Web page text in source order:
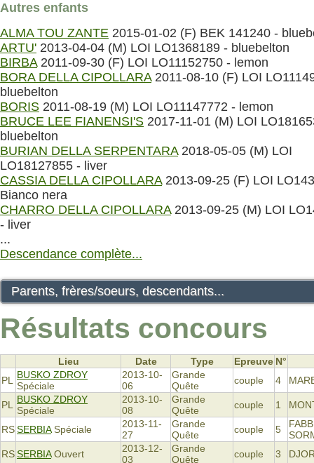
Autres enfants
ALMA TOU ZANTE 2015-01-02 (F) BEK 141240 -
ARTU' 2013-04-04 (M) LOI LO1368189 - bluebelton
BIRBA2011-09-30 (F) LOI LO11152750 - lemon
BORA DELLA CIPOLLARA2011-08-10 (F) LOI
bluebelton
BORIS 2011-08-19 (M) LOI LO11147772 - lemon
BRUCE LEE FIANENSI'S 2017-11-01 (M) LOI
bluebelton
BURIAN DELLA SERPENTARA2018-05-05 (M) LOI
LO18127855 - liver
CASSIA DELLA CIPOLLARA2013-09-25 (F) LOI
Bianco nera
CHARRO DELLA CIPOLLARA2013-09-25 (M) LOI
- liver
...
Descendance complète...
Parents, frères/soeurs, descendants...
Résultats concours
Lieu Date Type Epreuve N°
PL BUSKO ZDROY
Spéciale
2013-10-
06
Grande
Quête
couple 4
PL BUSKO ZDROY
Spéciale
2013-10-
08
Grande
Quête
couple 1
RSSERBIASpéciale
2013-11-
27
Grande
Quête
couple 5
RSSERBIAOuvert
2013-12-
03
Grande
Quête
couple 3